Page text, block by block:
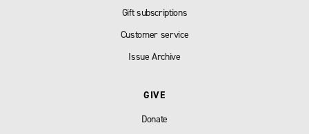
Gift subscriptions
Customer service
Issue Archive
GIVE
Donate